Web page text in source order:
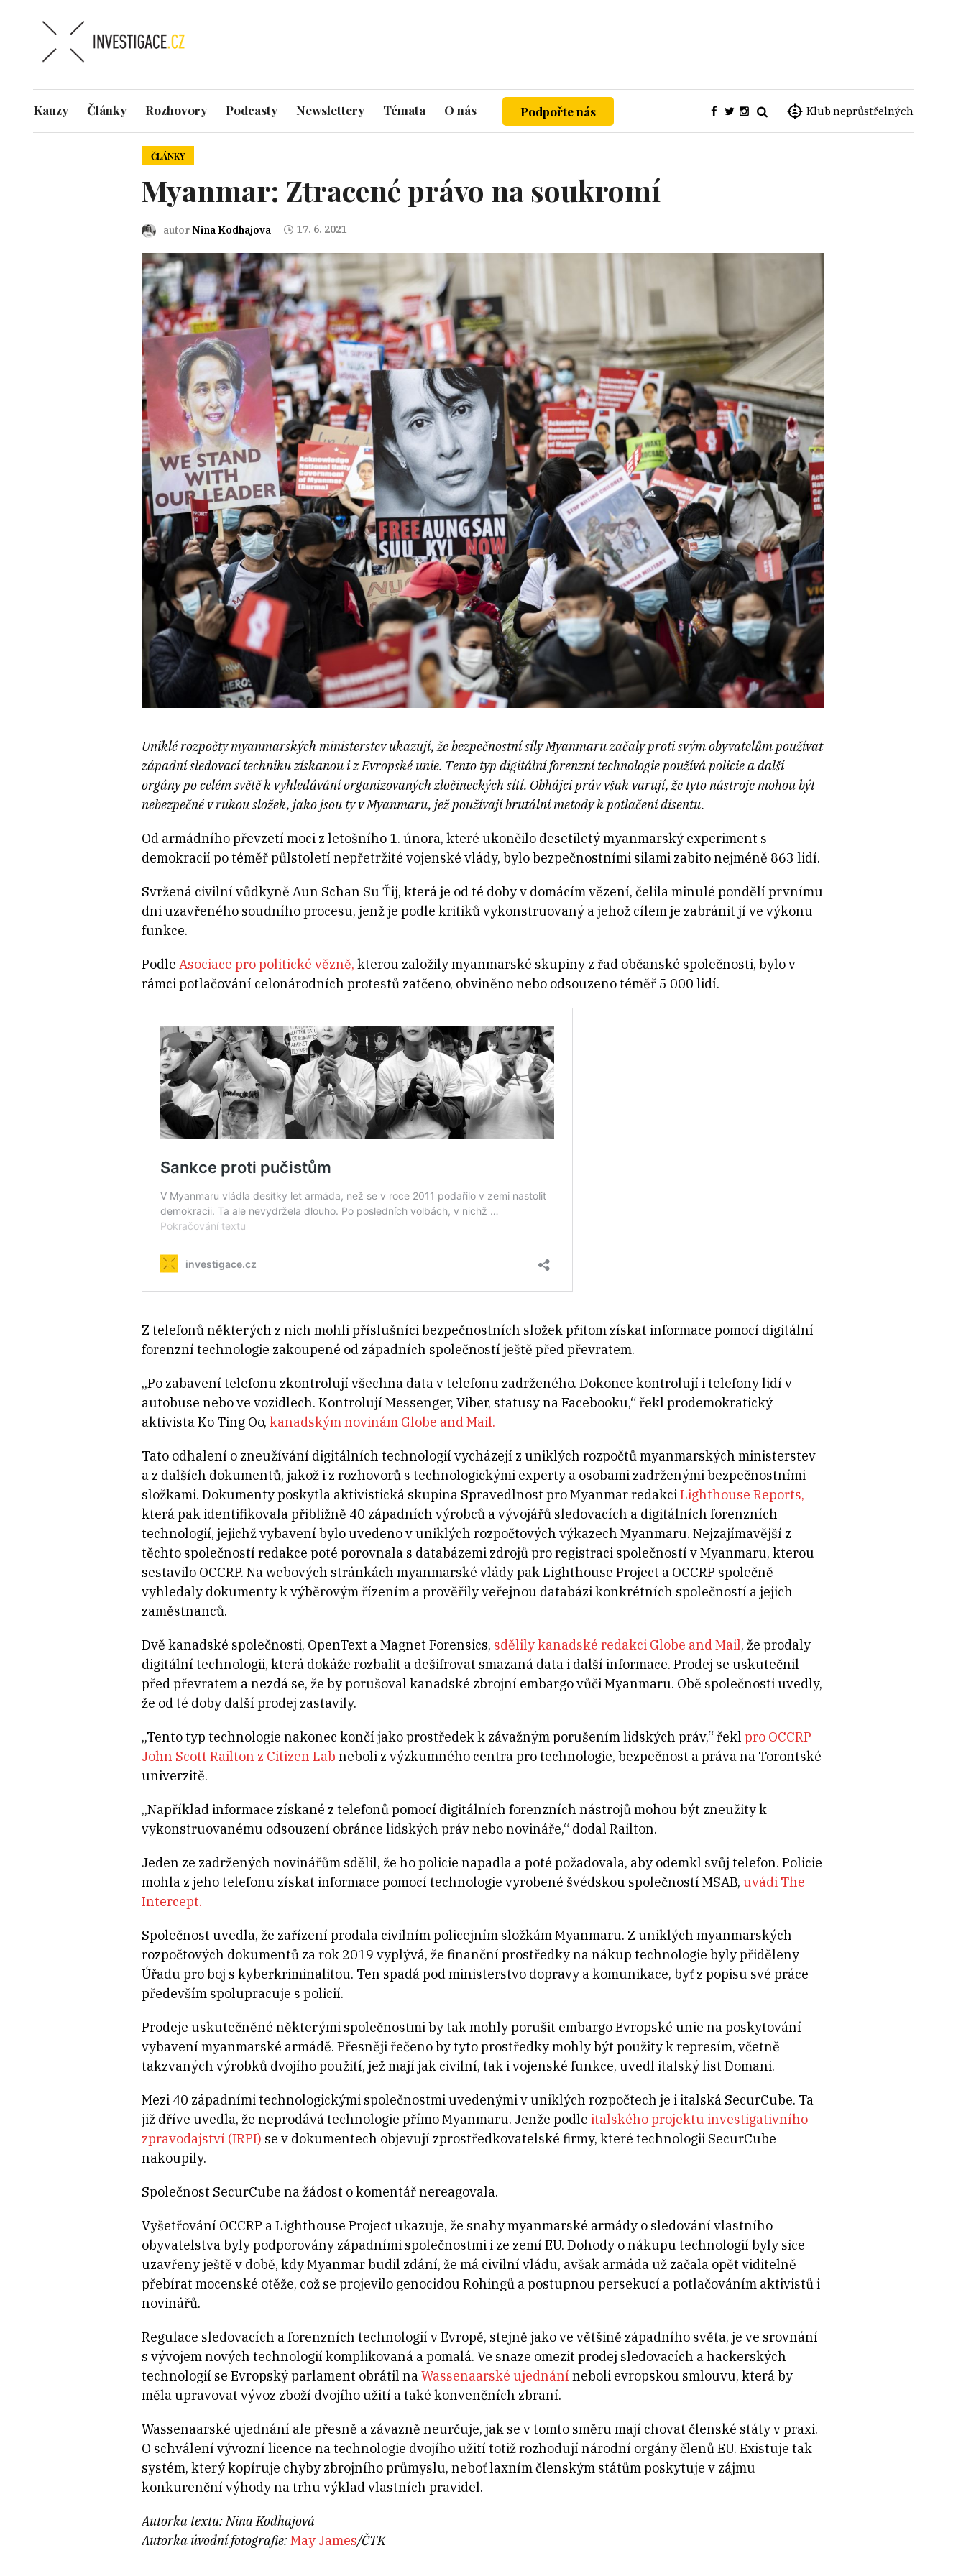
Klub neprůstřelných
Kauzy Články Rozhovory Podcasty Newslettery Témata O nás Podpořte nás
ČLÁNKY
Myanmar: Ztracené právo na soukromí
autorNina Kodhajova 17. 6. 2021
Uniklé rozpočty myanmarských ministerstev ukazují, že bezpečnostní síly Myanmaru začaly proti svým obyvatelům používat
západní sledovací techniku získanou i z Evropské unie. Tento typ digitální forenzní technologie používá policie a další
orgány po celém světě k vyhledávání organizovaných zločineckých sítí. Obhájci práv však varují, že tyto nástroje mohou být
nebezpečné v rukou složek, jako jsou ty v Myanmaru, jež používají brutální metody k potlačení disentu.
Od armádního převzetí moci z letošního 1. února, které ukončilo desetiletý myanmarský experiment s
demokracií po téměř půlstoletí nepřetržité vojenské vlády, bylo bezpečnostními silami zabito nejméně 863 lidí.
Svržená civilní vůdkyně Aun Schan Su Ťij, která je od té doby v domácím vězení, čelila minulé pondělí prvnímu
dni uzavřeného soudního procesu, jenž je podle kritiků vykonstruovaný a jehož cílem je zabránit jí ve výkonu
funkce.
Podle Asociace pro politické vězně, kterou založily myanmarské skupiny z řad občanské společnosti, bylo v
rámci potlačování celonárodních protestů zatčeno, obviněno nebo odsouzeno téměř 5 000 lidí.
Z telefonů některých z nich mohli příslušníci bezpečnostních složek přitom získat informace pomocí digitální
forenzní technologie zakoupené od západních společností ještě před převratem.
„Po zabavení telefonu zkontrolují všechna data v telefonu zadrženého. Dokonce kontrolují i telefony lidí v
autobuse nebo ve vozidlech. Kontrolují Messenger, Viber, statusy na Facebooku,“ řekl prodemokratický
aktivista Ko Ting Oo, kanadským novinám Globe and Mail.
Tato odhalení o zneužívání digitálních technologií vycházejí z uniklých rozpočtů myanmarských ministerstev
a z dalších dokumentů, jakož i z rozhovorů s technologickými experty a osobami zadrženými bezpečnostními
složkami. Dokumenty poskytla aktivistická skupina Spravedlnost pro Myanmar redakciLighthouse Reports,
která pak identifikovala přibližně 40 západních výrobců a vývojářů sledovacích a digitálních forenzních
technologií, jejichž vybavení bylo uvedeno v uniklých rozpočtových výkazech Myanmaru. Nejzajímavější z
těchto společností redakce poté porovnala s databázemi zdrojů pro registraci společností v Myanmaru, kterou
sestavilo OCCRP. Na webových stránkách myanmarské vlády pak Lighthouse Project a OCCRP společně
vyhledaly dokumenty k výběrovým řízením a prověřily veřejnou databázi konkrétních společností a jejich
zaměstnanců.
Dvě kanadské společnosti, OpenText a Magnet Forensics, sdělily kanadské redakci Globe and Mail, že prodaly
digitální technologii, která dokáže rozbalit a dešifrovat smazaná data i další informace. Prodej se uskutečnil
před převratem a nezdá se, že by porušoval kanadské zbrojní embargo vůči Myanmaru. Obě společnosti uvedly,
že od té doby další prodej zastavily.
„Tento typ technologie nakonec končí jako prostředek k závažným porušením lidských práv,“ řekl pro OCCRP
John Scott Railton z Citizen Lab neboli z výzkumného centra pro technologie, bezpečnost a práva na Torontské
univerzitě.
„Například informace získané z telefonů pomocí digitálních forenzních nástrojů mohou být zneužity k
vykonstruovanému odsouzení obránce lidských práv nebo novináře,“ dodal Railton.
Jeden ze zadržených novinářům sdělil, že ho policie napadla a poté požadovala, aby odemkl svůj telefon. Policie
mohla z jeho telefonu získat informace pomocí technologie vyrobené švédskou společností MSAB, uvádi The
Intercept.
Společnost uvedla, že zařízení prodala civilním policejním složkám Myanmaru. Z uniklých myanmarských
rozpočtových dokumentů za rok 2019 vyplývá, že finanční prostředky na nákup technologie byly přiděleny
Úřadu pro boj s kyberkriminalitou. Ten spadá pod ministerstvo dopravy a komunikace, byť z popisu své práce
především spolupracuje s policií.
Prodeje uskutečněné některými společnostmi by tak mohly porušit embargo Evropské unie na poskytování
vybavení myanmarské armádě. Přesněji řečeno by tyto prostředky mohly být použity k represím, včetně
takzvaných výrobků dvojího použití, jež mají jak civilní, tak i vojenské funkce, uvedl italský list Domani.
Mezi 40 západními technologickými společnostmi uvedenými v uniklých rozpočtech je i italská SecurCube. Ta
již dříve uvedla, že neprodává technologie přímo Myanmaru. Jenže podle italského projektu investigativního
zpravodajství (IRPI) se v dokumentech objevují zprostředkovatelské firmy, které technologii SecurCube
nakoupily.
Společnost SecurCube na žádost o komentář nereagovala.
Vyšetřování OCCRP a Lighthouse Project ukazuje, že snahy myanmarské armády o sledování vlastního
obyvatelstva byly podporovány západními společnostmi i ze zemí EU. Dohody o nákupu technologií byly sice
uzavřeny ještě v době, kdy Myanmar budil zdání, že má civilní vládu, avšak armáda už začala opět viditelně
přebírat mocenské otěže, což se projevilo genocidou Rohingů a postupnou persekucí a potlačováním aktivistů i
novinářů.
Regulace sledovacích a forenzních technologií v Evropě, stejně jako ve většině západního světa, je ve srovnání
s vývojem nových technologií komplikovaná a pomalá. Ve snaze omezit prodej sledovacích a hackerských
technologií se Evropský parlament obrátil naWassenaarské ujednání neboli evropskou smlouvu, která by
měla upravovat vývoz zboží dvojího užití a také konvenčních zbraní.
Wassenaarské ujednání ale přesně a závazně neurčuje, jak se v tomto směru mají chovat členské státy v praxi.
O schválení vývozní licence na technologie dvojího užití totiž rozhodují národní orgány členů EU. Existuje tak
systém, který kopíruje chyby zbrojního průmyslu, neboť laxním členským státům poskytuje v zájmu
konkurenční výhody na trhu výklad vlastních pravidel.
Autorka textu: Nina Kodhajová
Autorka úvodní fotografie:May James/ČTK